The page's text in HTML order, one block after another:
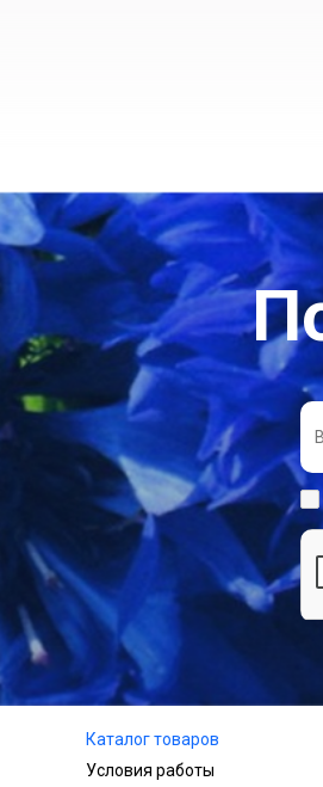
Каталог товаров
Условия работы